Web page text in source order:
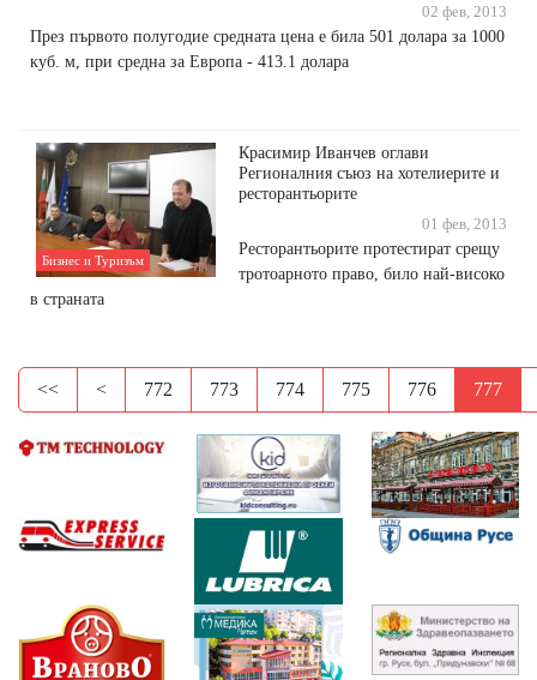
02 фев, 2013
През първото полугодие средната цена е била 501 долара за 1000
куб. м, при средна за Европа - 413.1 долара
Бизнес и Туризъм
Красимир Иванчев оглави
Регионалния съюз на хотелиерите и
ресторантьорите
01 фев, 2013
Ресторантьорите протестират срещу
тротоарното право, било най-високо
в страната
<< < 772 773 774 775 776 777